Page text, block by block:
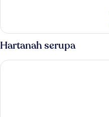
Hartanah serupa
The Royale Chenang Resort